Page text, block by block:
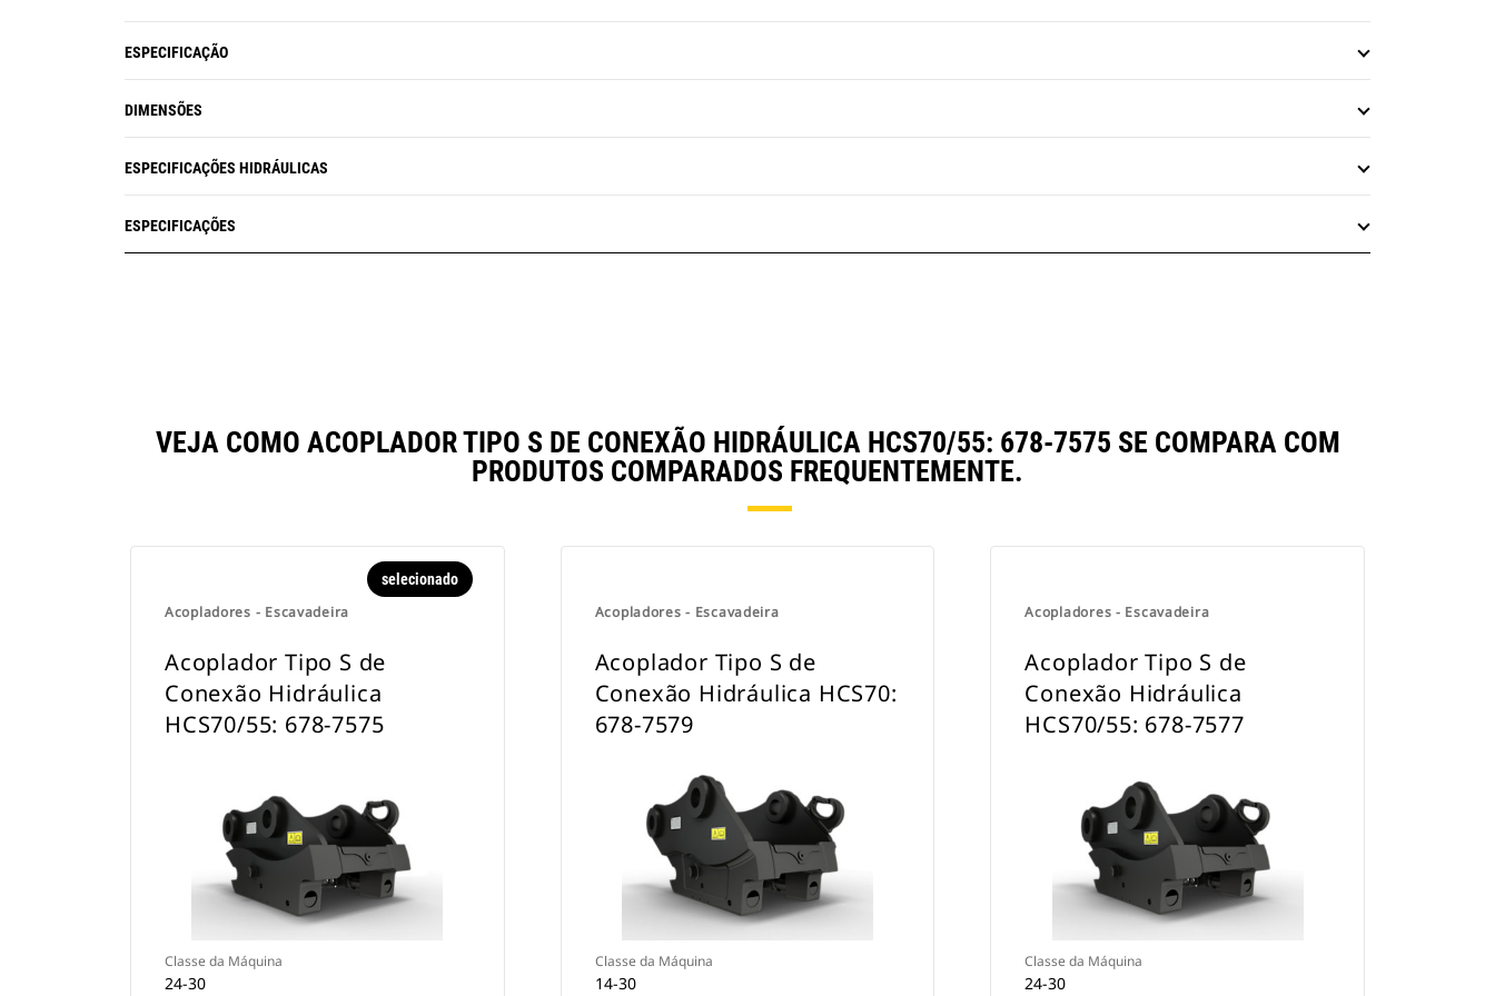
ESPECIFICAÇÃO
DIMENSÕES
ESPECIFICAÇÕES HIDRÁULICAS
ESPECIFICAÇÕES
VEJA COMO ACOPLADOR TIPO S DE CONEXÃO HIDRÁULICA HCS70/55: 678-7575 SE COMPARA COM
PRODUTOS COMPARADOS FREQUENTEMENTE.
Acopladores - Escavadeira
selecionado
Acoplador Tipo S de
Conexão Hidráulica
HCS70/55: 678-7575
Classe da Máquina
24-30
Acopladores - Escavadeira
Acoplador Tipo S de
Conexão Hidráulica HCS70:
678-7579
Classe da Máquina
14-30
Acopladores - Escavadeira
Acoplador Tipo S de
Conexão Hidráulica
HCS70/55: 678-7577
Classe da Máquina
24-30